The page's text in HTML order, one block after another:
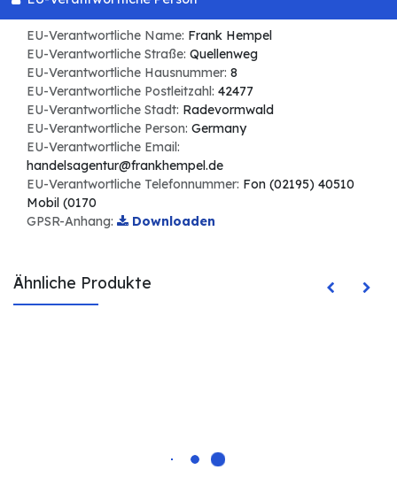
EU-Verantwortliche Name: Frank Hempel
EU-Verantwortliche Straße: Quellenweg
EU-Verantwortliche Hausnummer: 8
EU-Verantwortliche Postleitzahl: 42477
EU-Verantwortliche Stadt: Radevormwald
EU-Verantwortliche Person: Germany
EU-Verantwortliche Email:
handelsagentur@frankhempel.de
EU-Verantwortliche Telefonnummer: Fon (02195) 40510
Mobil (0170
GPSR-Anhang:
Downloaden
Ähnliche Produkte